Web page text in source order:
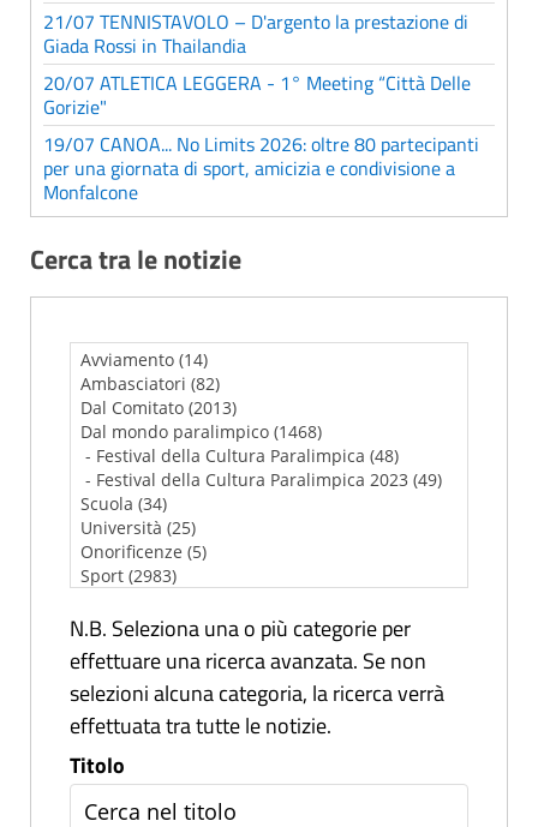
21/07 TENNISTAVOLO – D'argento la prestazione di
Giada Rossi in Thailandia
20/07 ATLETICA LEGGERA - 1° Meeting “Città Delle
Gorizie"
19/07 CANOA... No Limits 2026: oltre 80 partecipanti
per una giornata di sport, amicizia e condivisione a
Monfalcone
Cerca tra le notizie
N.B. Seleziona una o più categorie per
effettuare una ricerca avanzata. Se non
selezioni alcuna categoria, la ricerca verrà
effettuata tra tutte le notizie.
Titolo